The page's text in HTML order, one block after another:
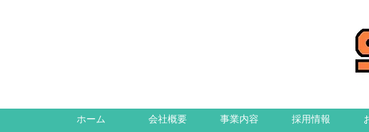
ホーム 会社概要 事業内容 採用情報